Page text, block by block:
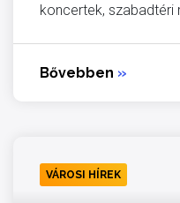
koncertek, szabadtéri
Bővebben »
VÁROSI HÍREK